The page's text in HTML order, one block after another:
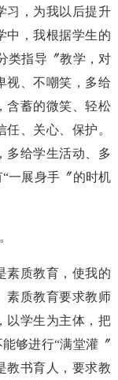
习，为我以后提升
中，我根据学生的
类指导〞教学，对
视、不嘲笑，多给
含蓄的微笑、轻松
、关心、保护。
多给学生活动、多
一展身手〞的时机
素质教育，使我的
素质教育要求教师
以学生为主体，把
够进行“满堂灌〞
教书育人，要求教